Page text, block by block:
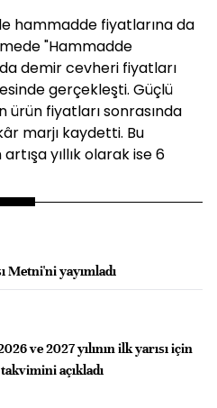
hammadde fiyatlarına da
"Hammadde
demir cevheri fiyatları
gerçekleşti. Güçlü
fiyatları sonrasında
marjı kaydetti. Bu
yıllık olarak ise 6
Metni'ni yayımladı
ve 2027 yılının ilk yarısı için
açıkladı